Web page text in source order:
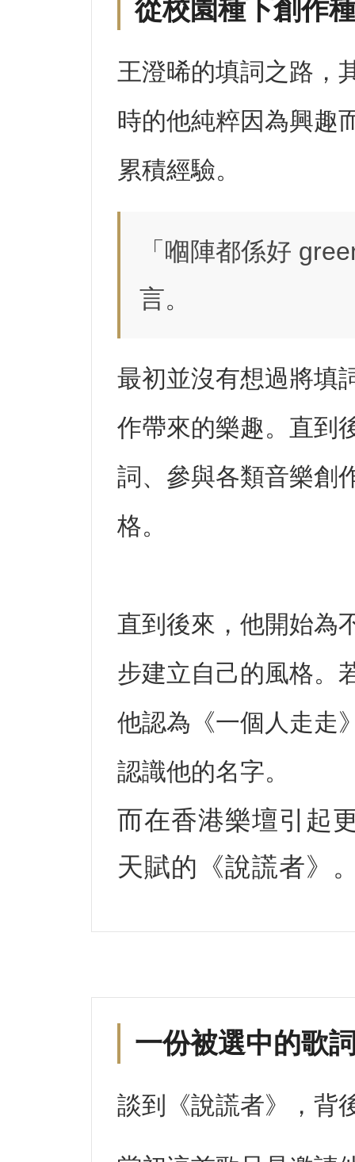
從校園種下創作
王澄晞的填詞之路，
時的他純粹因為興趣
累積經驗。
「嗰陣都係好
言。
最初並沒有想過將填
作帶來的樂趣。直到
詞、參與各類音樂創
格。
直到後來，他開始為
步建立自己的風格。
他認為《一個人走走
認識他的名字。
而在香港樂壇引起
天賦的《說謊者》
一份被選中的歌
談到《說謊者》，背